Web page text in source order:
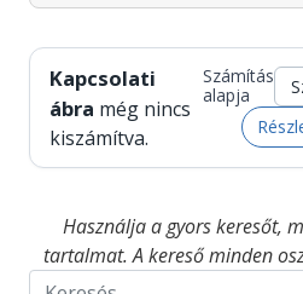
Kapcsolati
ábra még nincs
kiszámítva.
Számítás
alapja
Használja a gyors keresőt,
tartalmat. A kereső minden